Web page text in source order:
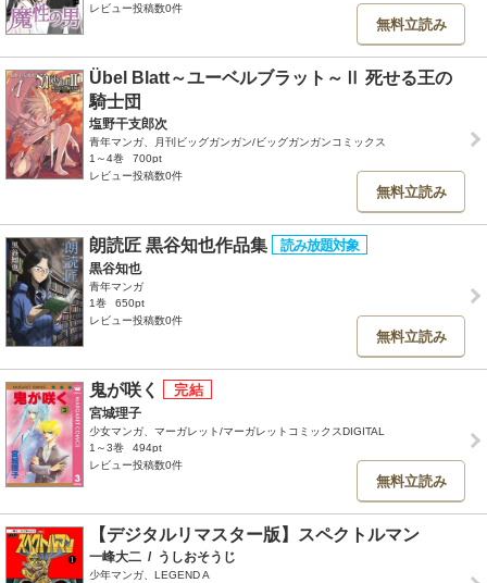
レビュー投稿数0件
無料立読み
Übel Blatt～ユーベルブラット～Ⅱ 死せる王の
騎士団
塩野干支郎次
青年マンガ、月刊ビッグガンガン/ビッグガンガンコミックス
1～4巻
700pt
レビュー投稿数0件
無料立読み
朗読匠 黒谷知也作品集
黒谷知也
青年マンガ
1巻
650pt
レビュー投稿数0件
無料立読み
鬼が咲く
宮城理子
少女マンガ、マーガレット/マーガレットコミックスDIGITAL
1～3巻
494pt
レビュー投稿数0件
無料立読み
【デジタルリマスター版】スペクトルマン
一峰大二 / うしおそうじ
少年マンガ、LEGEND A